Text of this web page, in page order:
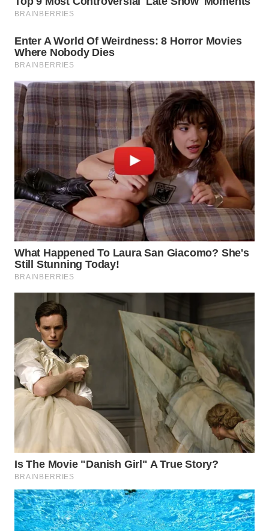
WN
WN
BINTAN
WN
MANDALIKA
WN
LIKUPANG
WN
LABUANBAJO
WN
BORNEO
Wahana
WAHANA
NEWS
WAHANA
TANI
WAHANA
ADVOKAT
WAHANA
INFRASTRUKTUR
WAHANA
KONSUMEN